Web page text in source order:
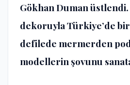
Gökhan Duman üstlendi.
dekoruyla Türkiye’de
defilede mermerden
modellerin şovunu